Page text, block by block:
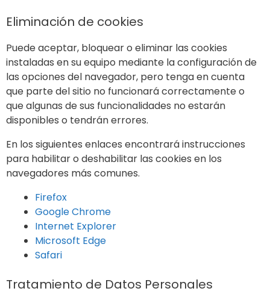
Eliminación de cookies
Puede aceptar, bloquear o eliminar las cookies
instaladas en su equipo mediante la configuración de
las opciones del navegador, pero tenga en cuenta
que parte del sitio no funcionará correctamente o
que algunas de sus funcionalidades no estarán
disponibles o tendrán errores.
En los siguientes enlaces encontrará instrucciones
para habilitar o deshabilitar las cookies en los
navegadores más comunes.
Firefox
Google Chrome
Internet Explorer
Microsoft Edge
Safari
Tratamiento de Datos Personales